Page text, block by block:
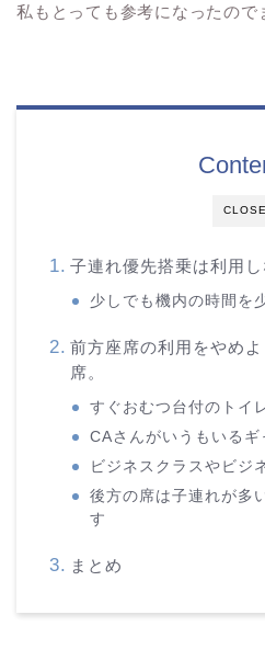
私もとっても参考になったので
CLOSE
子連れ優先搭乗は利用し
少しでも機内の時間を
前方座席の利用をやめ
席。
すぐおむつ台付のトイ
CAさんがいうもいるギ
ビジネスクラスやビジ
後方の席は子連れが多
す
まとめ